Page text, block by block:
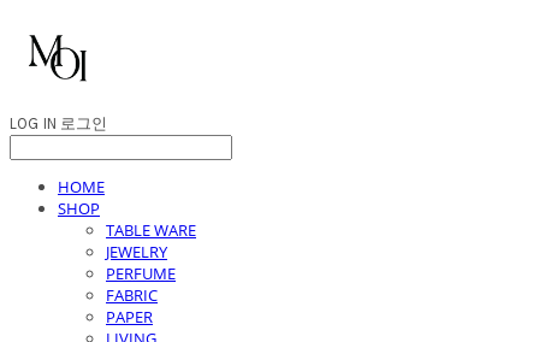
LOG IN 로그인
HOME
SHOP
TABLE WARE
JEWELRY
PERFUME
FABRIC
PAPER